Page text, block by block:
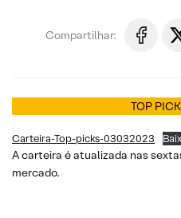
Compartilhar:
TOP
Carteira-Top-picks-03032023
A carteira é atualizada nas
mercado.